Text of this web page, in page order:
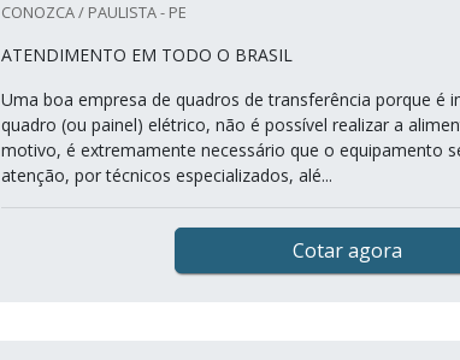
CONOZCA / PAULISTA - PE
ATENDIMENTO EM TODO O BRASIL
Uma boa empresa de quadros de transferência porque é
quadro (ou painel) elétrico, não é possível realizar a
motivo, é extremamente necessário que o equipamento
atenção, por técnicos especializados, alé...
Cotar agora